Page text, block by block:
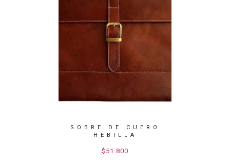
SOBRE DE CUERO
HEBILLA
$51.800